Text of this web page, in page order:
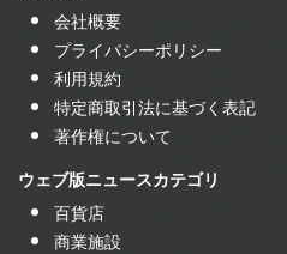
会社概要
プライバシーポリシー
利用規約
特定商取引法に基づく表記
著作権について
ウェブ版ニュースカテゴリ
百貨店
商業施設